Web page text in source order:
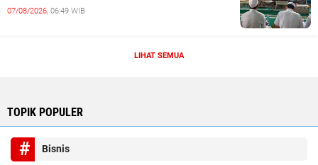
07/08/2026, 06:49 WIB
LIHAT SEMUA
TOPIK POPULER
Bisnis